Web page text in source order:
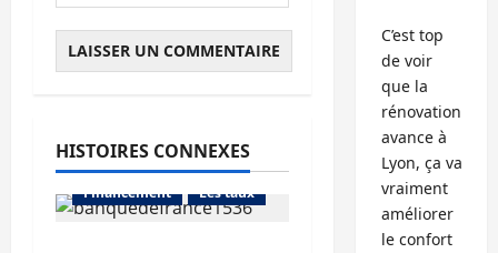
HISTOIRES CONNEXES
Abonnés
Financement
Les taux
C’est top
de voir
que la
rénovation
avance à
Lyon, ça va
vraiment
améliorer
le confort